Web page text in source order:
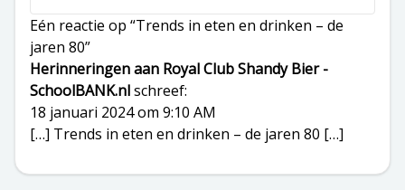
Eén reactie op “Trends in eten en drinken – de
jaren 80”
Herinneringen aan Royal Club Shandy Bier -
SchoolBANK.nlschreef:
18 januari 2024 om 9:10 AM
[…] Trends in eten en drinken – de jaren 80 […]